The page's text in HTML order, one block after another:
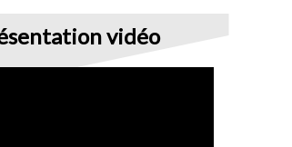
vidéo